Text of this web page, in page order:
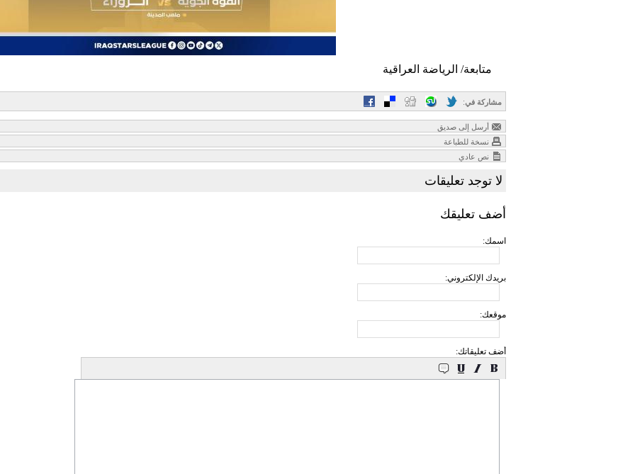
متابعة/ الرياضة العراقية
:مشاركة في
أرسل إلى صديق
نسخة للطباعة
نص عادي
لا توجد تعليقات
أضف تعليقك
اسمك:
بريدك الإلكتروني:
موقعك:
أضف تعليقاتك: